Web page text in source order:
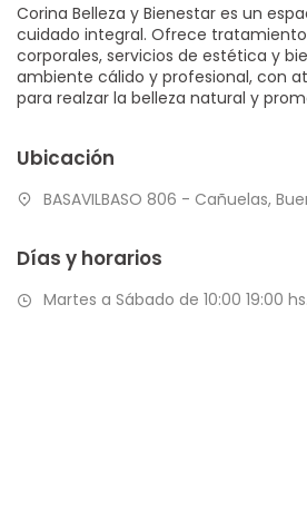
Corina Belleza y Bienestar es un
cuidado integral. Ofrece
corporales, servicios de estética y
ambiente cálido y profesional, con
para realzar la belleza natural y
Ubicación
BASAVILBASO 806 - Cañuelas,
Días y horarios
Martes a Sábado de 10:00 19:00 hs.